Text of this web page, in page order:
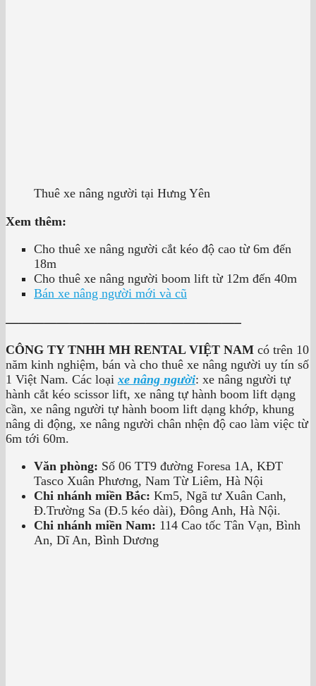
Thuê xe nâng người tại Hưng Yên
Xem thêm:
Cho thuê xe nâng người cắt kéo độ cao từ 6m đến
18m
Cho thuê xe nâng người boom lift từ 12m đến 40m
Bán xe nâng người mới và cũ
——————————————————–
CÔNG TY TNHH MH RENTAL VIỆT NAM có trên 10
năm kinh nghiệm, bán và cho thuê xe nâng người uy tín số
1 Việt Nam. Các loạixe nâng người: xe nâng người tự
hành cắt kéo scissor lift, xe nâng tự hành boom lift dạng
cần, xe nâng người tự hành boom lift dạng khớp, khung
nâng di động, xe nâng người chân nhện độ cao làm việc từ
6m tới 60m.
Văn phòng: Số 06 TT9 đường Foresa 1A, KĐT
Tasco Xuân Phương, Nam Từ Liêm, Hà Nội
Chi nhánh miền Bắc: Km5, Ngã tư Xuân Canh,
Đ.Trường Sa (Đ.5 kéo dài), Đông Anh, Hà Nội.
Chi nhánh miền Nam: 114 Cao tốc Tân Vạn, Bình
An, Dĩ An, Bình Dương